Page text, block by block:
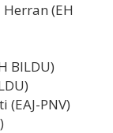
(EH
BILDU)
PNV)